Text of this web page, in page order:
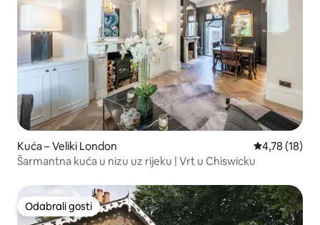
Kuća – Veliki London Prosječna
4,78 (18)
Šarmantna kuća u nizu uz rijeku | Vrt u Chiswicku
Odabrali gosti
Odabrali gosti